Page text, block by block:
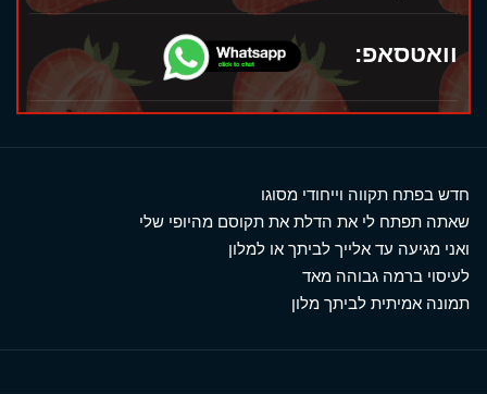
וואטסאפ:
חדש בפתח תקווה וייחודי מסוגו
שאתה תפתח לי את הדלת את תקוסם מהיופי שלי
ואני מגיעה עד אלייך לביתך או למלון
לעיסוי ברמה גבוהה מאד
תמונה אמיתית לביתך מלון